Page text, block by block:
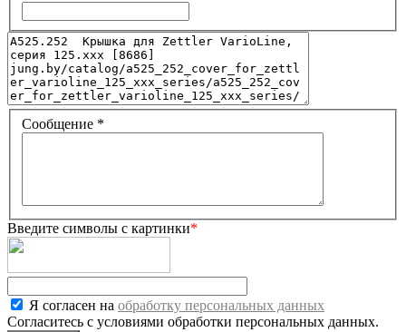
Сообщение *
Введите символы с картинки*
Я согласен на обработку персональных данных
Согласитесь с условиями обработки персональных данных.